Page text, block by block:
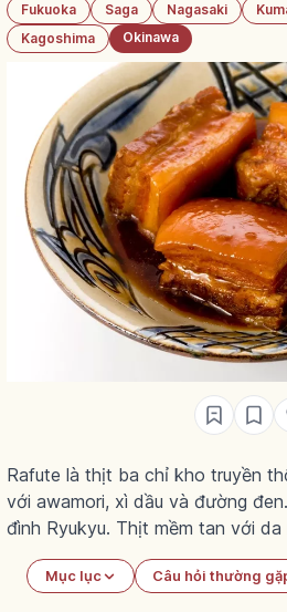
Fukuoka Saga Nagasaki
Kagoshima
Okinawa
Rafute là thịt ba chỉ kho truyền
với awamori, xì dầu và đường
đình Ryukyu. Thịt mềm tan với da
Mục lục Câu hỏi thường